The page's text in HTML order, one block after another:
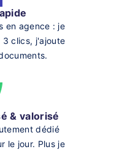
en agence : je
3 clics, j'ajoute
& valorisé
dédié
le jour. Plus je